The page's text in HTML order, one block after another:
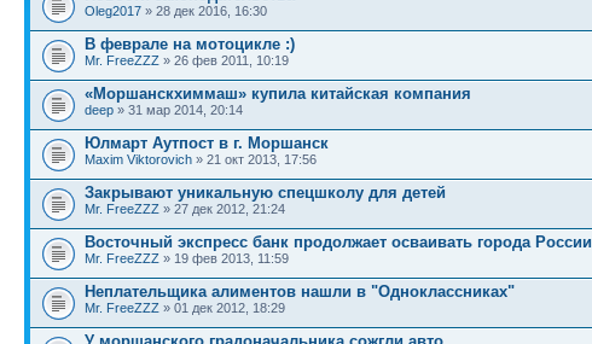
Oleg2017 » 28 дек 2016, 16:30
В феврале на мотоцикле :)
Mr. FreeZZZ » 26 фев 2011, 10:19
«Моршанскхиммаш» купила китайская компания
deep » 31 мар 2014, 20:14
Юлмарт Аутпост в г. Моршанск
Maxim Viktorovich » 21 окт 2013, 17:56
Закрывают уникальную спецшколу для детей
Mr. FreeZZZ » 27 дек 2012, 21:24
Восточный экспресс банк продолжает осваивать города России
Mr. FreeZZZ » 19 фев 2013, 11:59
Неплательщика алиментов нашли в "Одноклассниках"
Mr. FreeZZZ » 01 дек 2012, 18:29